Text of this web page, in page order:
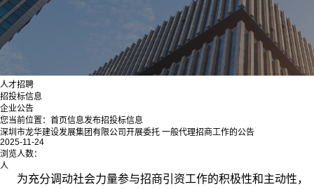
人才招聘
招投标信息
企业公告
您当前位置： 首页信息发布招投标信息
深圳市龙华建设发展集团有限公司开展委托 一般代理招商工作的公告
2025-11-24
浏览人数：
人
为充分调动社会力量参与招商引资工作的积极性和主动性，